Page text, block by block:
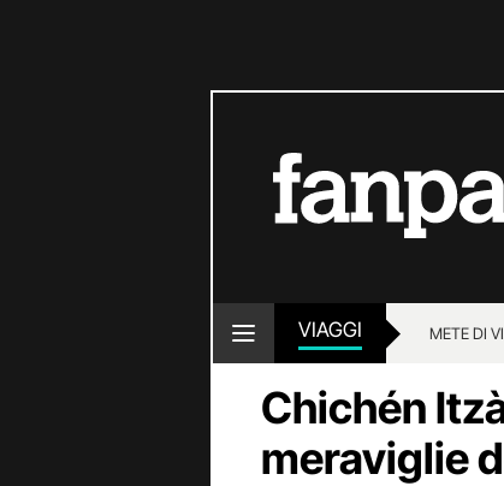
VIAGGI METE DI
Chichén
meraviglie